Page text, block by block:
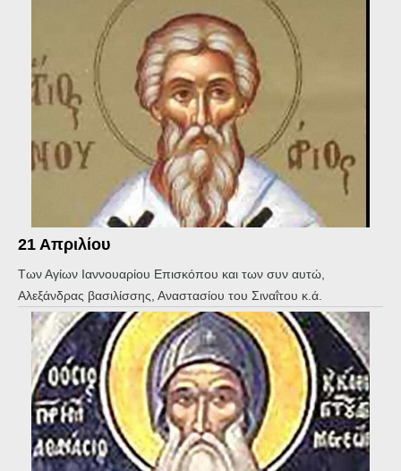
21 Απριλίου
Των Αγίων Ιαννουαρίου Επισκόπου και των συν αυτώ,
Αλεξάνδρας βασιλίσσης, Αναστασίου του Σιναΐτου κ.ά.